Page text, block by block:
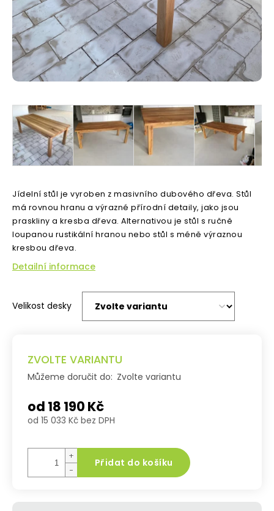
ZVOLTE VARIANTU
Můžeme doručit do: Zvolte variantu
od 18 190 Kč
od 15 033 Kč bez DPH
cena:
+
−
Přidat do košíku
Velikost desky
Jídelní stůl je vyroben z masivního dubového dřeva. Stůl
má rovnou hranu a výrazné přírodní detaily, jako jsou
praskliny a kresba dřeva. Alternativou je stůl s ručně
loupanou rustikální hranou nebo stůl s méně výraznou
kresbou dřeva.
Detailní informace